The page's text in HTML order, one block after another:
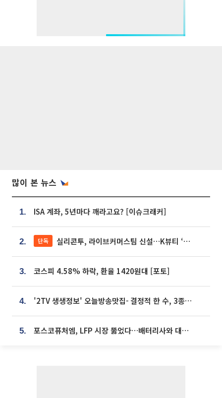
많이 본 뉴스
1. ISA 계좌, 5년마다 깨라고요? [이슈크래커]
2. 단독 실리콘투, 라이브커머스팀 신설…K뷰티 ‘글로벌 판매망’ 확대[K뷰티 라방戰]
3. 코스피 4.58% 하락, 환율 1420원대 [포토]
4. '2TV 생생정보' 오늘방송맛집- 결정적 한 수, 3종 메밀면! 메밀 소바 맛집 '의○○○○'
5. 포스코퓨처엠, LFP 시장 뚫었다…배터리사와 대규모 장기 공급 합의